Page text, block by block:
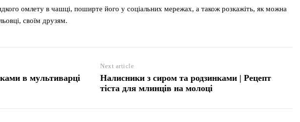
омлету в чашці, поширте його у соціальних мережах, а також розкажіть, як можна
своїм друзям.
в мультиварці
Next article
Налисники з сиром та родзинками | Рецепт
тіста для млинців на молоці